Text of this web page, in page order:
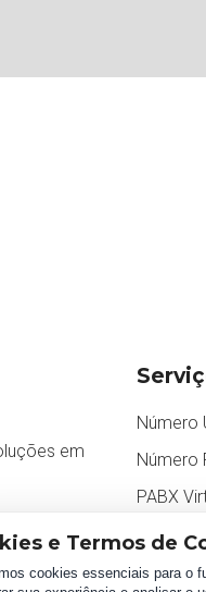
em
Número
Número
PABX
e Termos de
cookies essenciais para o